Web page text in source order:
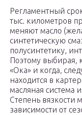
Регламентный
тыс. километров
меняют масло
синтетическую
полусинтетику,
Поэтому выбирая,
«Ока» и когда,
находится в
масляная система
Степень вязкости
зависимости от